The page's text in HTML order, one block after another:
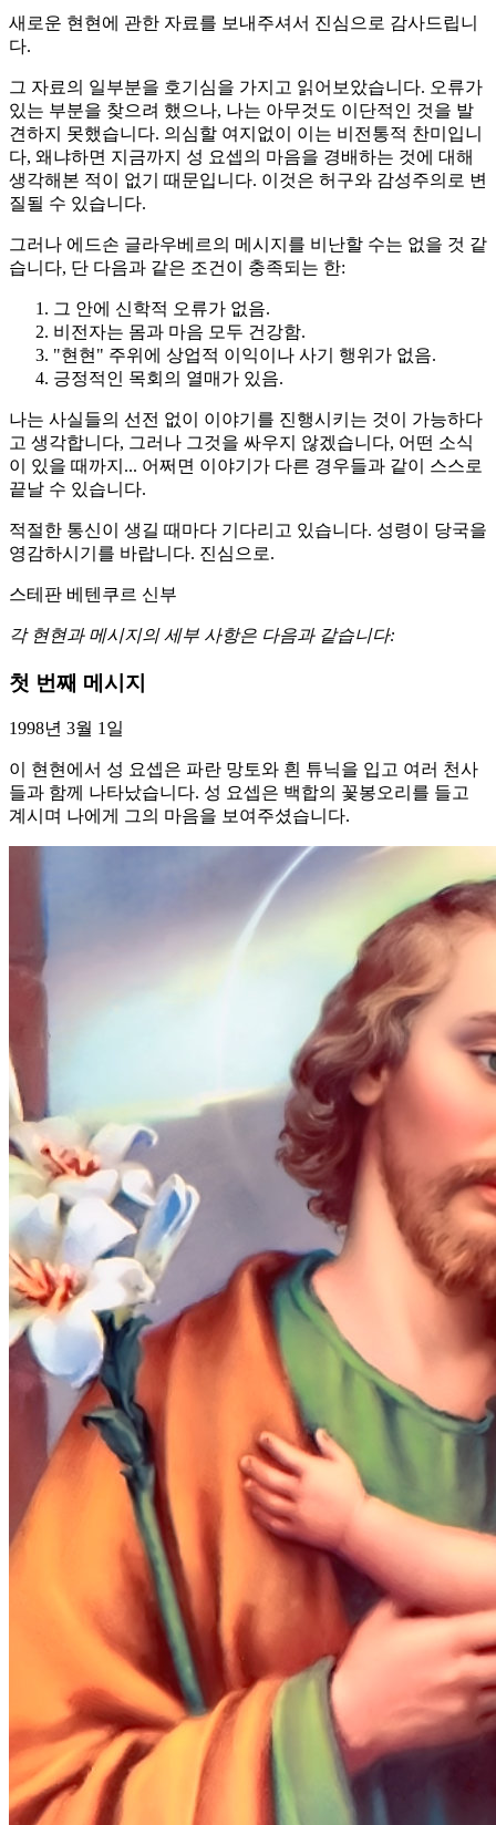
새로운 현현에 관한 자료를 보내주셔서 진심으로 감사드립니
다.
그 자료의 일부분을 호기심을 가지고 읽어보았습니다. 오류가
있는 부분을 찾으려 했으나, 나는 아무것도 이단적인 것을 발
견하지 못했습니다. 의심할 여지없이 이는 비전통적 찬미입니
다, 왜냐하면 지금까지 성 요셉의 마음을 경배하는 것에 대해
생각해본 적이 없기 때문입니다. 이것은 허구와 감성주의로 변
질될 수 있습니다.
그러나 에드손 글라우베르의 메시지를 비난할 수는 없을 것 같
습니다, 단 다음과 같은 조건이 충족되는 한:
그 안에 신학적 오류가 없음.
비전자는 몸과 마음 모두 건강함.
"현현" 주위에 상업적 이익이나 사기 행위가 없음.
긍정적인 목회의 열매가 있음.
나는 사실들의 선전 없이 이야기를 진행시키는 것이 가능하다
고 생각합니다, 그러나 그것을 싸우지 않겠습니다, 어떤 소식
이 있을 때까지... 어쩌면 이야기가 다른 경우들과 같이 스스로
끝날 수 있습니다.
적절한 통신이 생길 때마다 기다리고 있습니다. 성령이 당국을
영감하시기를 바랍니다. 진심으로.
스테판 베텐쿠르 신부
각 현현과 메시지의 세부 사항은 다음과 같습니다:
첫 번째 메시지
1998년 3월 1일
이 현현에서 성 요셉은 파란 망토와 흰 튜닉을 입고 여러 천사
들과 함께 나타났습니다. 성 요셉은 백합의 꽃봉오리를 들고
계시며 나에게 그의 마음을 보여주셨습니다.